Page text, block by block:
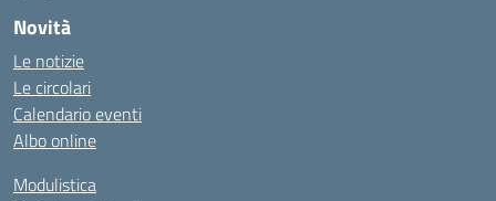
Novità
Le notizie
Le circolari
Calendario eventi
Albo online
Modulistica